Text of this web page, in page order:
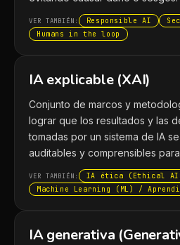
VER TAMBIÉN: Responsible AI
Humans in the loop
IA explicable (XAI)
Conjunto de marcos y
lograr que los resultados y las
tomadas por un sistema de IA
auditables y comprensibles
VER TAMBIÉN:
IA ética (Ethical
Machine Learning (ML) /
IA generativa